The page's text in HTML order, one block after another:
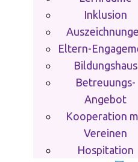
Inklusion
Eltern-
Bildungshaus
Betreuungs-
Angebot
Kooperation
Vereinen
Hospitation